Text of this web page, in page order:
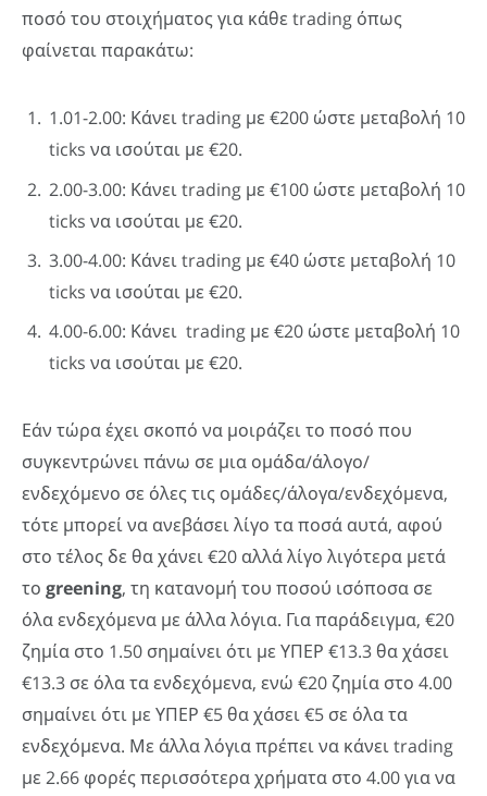
ποσό του στοιχήματος για κάθε trading όπως
φαίνεται παρακάτω:
1.01-2.00: Κάνει trading με €200 ώστε μεταβολή 10
ticks να ισούται με €20.
2.00-3.00: Κάνει trading με €100 ώστε μεταβολή 10
ticks να ισούται με €20.
3.00-4.00: Κάνει trading με €40 ώστε μεταβολή 10
ticks να ισούται με €20.
4.00-6.00: Κάνει trading με €20 ώστε μεταβολή 10
ticks να ισούται με €20.
Εάν τώρα έχει σκοπό να μοιράζει το ποσό που
συγκεντρώνει πάνω σε μια ομάδα/άλογο/
ενδεχόμενο σε όλες τις ομάδες/άλογα/ενδεχόμενα,
τότε μπορεί να ανεβάσει λίγο τα ποσά αυτά, αφού
στο τέλος δε θα χάνει €20 αλλά λίγο λιγότερα μετά
το greening, τη κατανομή του ποσού ισόποσα σε
όλα ενδεχόμενα με άλλα λόγια. Για παράδειγμα, €20
ζημία στο 1.50 σημαίνει ότι με ΥΠΕΡ €13.3 θα χάσει
€13.3 σε όλα τα ενδεχόμενα, ενώ €20 ζημία στο 4.00
σημαίνει ότι με ΥΠΕΡ €5 θα χάσει €5 σε όλα τα
ενδεχόμενα. Με άλλα λόγια πρέπει να κάνει trading
με 2.66 φορές περισσότερα χρήματα στο 4.00 για να